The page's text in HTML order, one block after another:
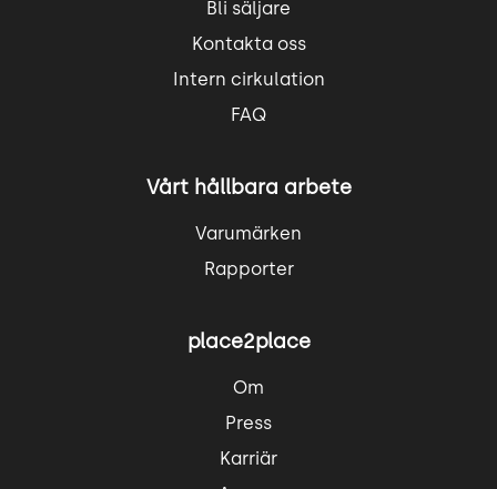
Bli säljare
Kontakta oss
Intern cirkulation
FAQ
Vårt hållbara arbete
Varumärken
Rapporter
place2place
Om
Press
Karriär